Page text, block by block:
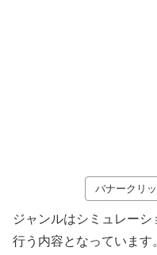
バナークリ
ジャンルはシミュレー
行う内容となっています